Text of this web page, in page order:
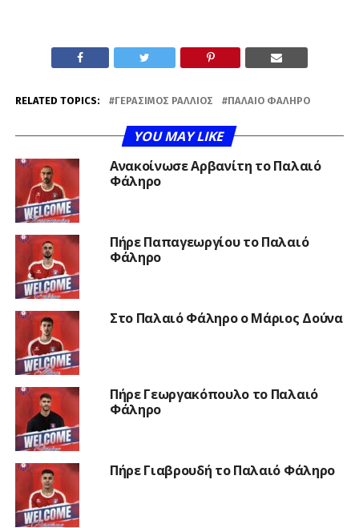
RELATED TOPICS: ΓΕΡΆΣΙΜΟΣ ΡΆΛΛΙΟΣ ΠΑΛΑΙΌ ΦΆΛΗΡΟ
YOU MAY LIKE
Ανακοίνωσε Αρβανίτη το Παλαιό
Φάληρο
Πήρε Παπαγεωργίου το Παλαιό
Φάληρο
Στο Παλαιό Φάληρο ο Μάριος Δούνα
Πήρε Γεωργακόπουλο το Παλαιό
Φάληρο
Πήρε Γιαβρουδή το Παλαιό Φάληρο